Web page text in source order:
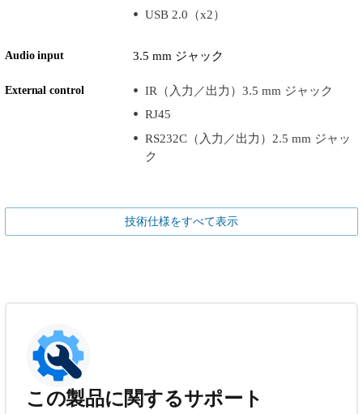
USB 2.0（x2）
Audio input 3.5 mm ジャック
External control
IR（入力／出力）3.5 mm ジャック
RJ45
RS232C（入力／出力）2.5 mm ジャッ
ク
技術仕様をすべて表示
この製品に関するサポート